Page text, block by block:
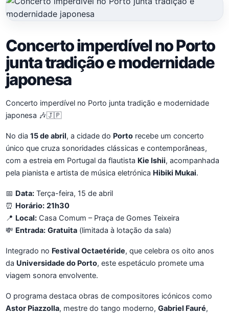
Concerto imperdível no Porto
junta tradição e modernidade
japonesa
Concerto imperdível no Porto junta tradição e modernidade
japonesa 🎶🇯🇵
No dia 15 de abril, a cidade do Porto recebe um concerto
único que cruza sonoridades clássicas e contemporâneas,
com a estreia em Portugal da flautista Kie Ishii, acompanhada
pela pianista e artista de música eletrónica Hibiki Mukai.
📅 Data: Terça-feira, 15 de abril
⏰ Horário: 21h30
📍 Local: Casa Comum – Praça de Gomes Teixeira
💸 Entrada: Gratuita (limitada à lotação da sala)
Integrado no Festival Octaetéride, que celebra os oito anos
da Universidade do Porto, este espetáculo promete uma
viagem sonora envolvente.
O programa destaca obras de compositores icónicos como
Astor Piazzolla, mestre do tango moderno, Gabriel Fauré,